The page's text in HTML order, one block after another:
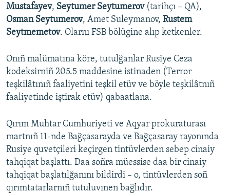
Mustafayev, Seytumer Seytumerov (tarihçı – QA),
Osman Seytumerov, Amet Suleymanov, Rustem
Seytmemetov. Olarnı FSB bölügine alıp ketkenler.
Onıñ malümatına köre, tutulğanlar Rusiye Ceza
kodeksirniñ 205.5 maddesine istinaden (Terror
teşkilâtınıñ faaliyetini teşkil etüv ve böyle teşkilâtnıñ
faaliyetinde iştirak etüv) qabaatlana.
Qırım Muhtar Cumhuriyeti ve Aqyar prokuraturası
martnıñ 11-nde Bağçasarayda ve Bağçasaray rayonında
Rusiye quvetçileri keçirgen tintüvlerden sebep cinaiy
tahqiqat başlattı. Daa soñra müessise daa bir cinaiy
tahqiqat başlatılğanını bildirdi – o, tintüvlerden soñ
qırımtatarlarnıñ tutuluvınen bağlıdır.